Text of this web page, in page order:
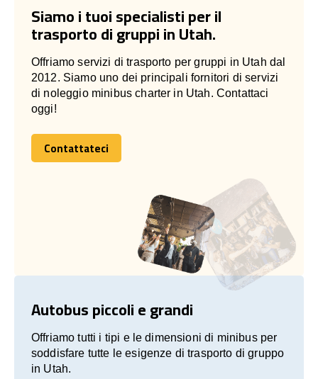
Siamo i tuoi specialisti per il
trasporto di gruppi in Utah.
Offriamo servizi di trasporto per gruppi in Utah dal
2012. Siamo uno dei principali fornitori di servizi
di noleggio minibus charter in Utah. Contattaci
oggi!
Contattateci
Contattateci
Autobus piccoli e grandi
Offriamo tutti i tipi e le dimensioni di minibus per
soddisfare tutte le esigenze di trasporto di gruppo
in Utah.